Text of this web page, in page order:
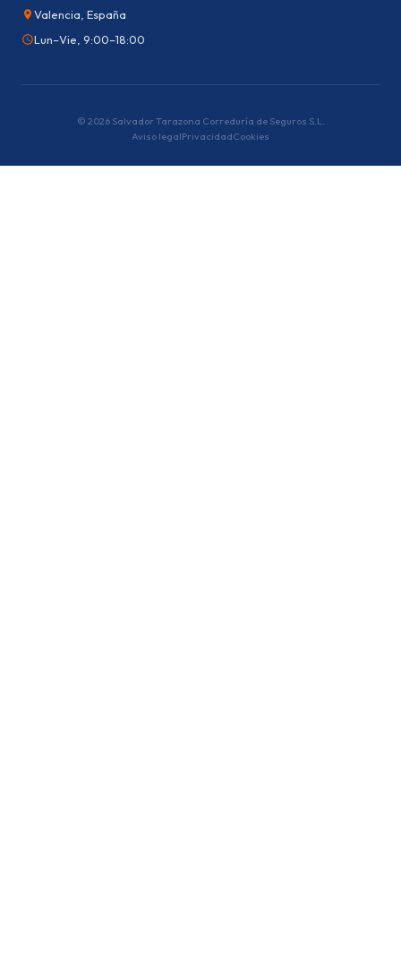
Valencia, España
Lun–Vie, 9:00–18:00
© 2026 Salvador Tarazona Correduría de Seguros S.L.
Aviso legalPrivacidadCookies